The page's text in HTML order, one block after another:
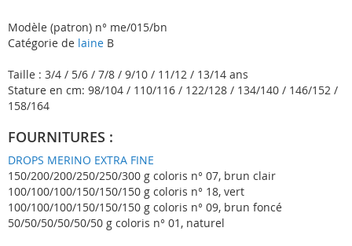
Modèle (patron) n° me/015/bn
Catégorie de laine B
Taille : 3/4 / 5/6 / 7/8 / 9/10 / 11/12 / 13/14 ans
Stature en cm: 98/104 / 110/116 / 122/128 / 134/140 / 146/152 /
158/164
FOURNITURES :
DROPS MERINO EXTRA FINE
150/200/200/250/250/300 g coloris n° 07, brun clair
100/100/100/150/150/150 g coloris n° 18, vert
100/100/100/150/150/150 g coloris n° 09, brun foncé
50/50/50/50/50/50 g coloris n° 01, naturel